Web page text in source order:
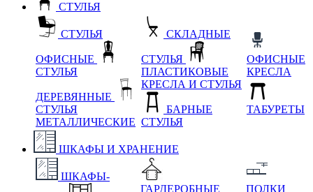
СТУЛЬЯ
СТУЛЬЯ
ОФИСНЫЕ
СТУЛЬЯ
ДЕРЕВЯННЫЕ
СТУЛЬЯ
МЕТАЛЛИЧЕСКИЕ
СКЛАДНЫЕ
СТУЛЬЯ
ПЛАСТИКОВЫЕ
КРЕСЛА И СТУЛЬЯ
БАРНЫЕ
СТУЛЬЯ
ОФИСНЫЕ
КРЕСЛА
ТАБУРЕТЫ
ШКАФЫ И ХРАНЕНИЕ
ШКАФЫ-
ГАРДЕРОБНЫЕ
ПОЛКИ